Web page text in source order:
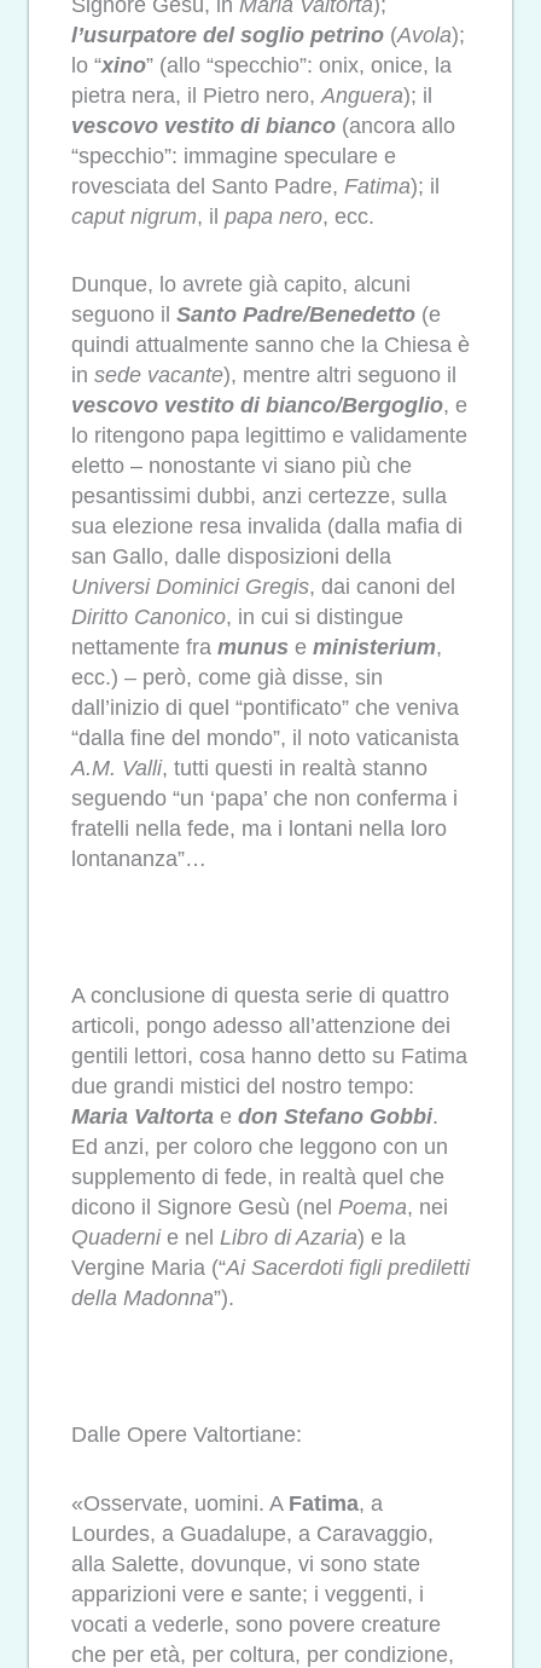
l’usurpatore del soglio petrino (Avola);
lo “xino” (allo “specchio”: onix, onice, la
pietra nera, il Pietro nero, Anguera); il
vescovo vestito di bianco (ancora allo
“specchio”: immagine speculare e
rovesciata del Santo Padre, Fatima); il
caput nigrum, il papa nero, ecc.
Dunque, lo avrete già capito, alcuni
seguono il Santo Padre/Benedetto (e
quindi attualmente sanno che la Chiesa è
in sede vacante), mentre altri seguono il
vescovo vestito di bianco/Bergoglio, e
lo ritengono papa legittimo e validamente
eletto – nonostante vi siano più che
pesantissimi dubbi, anzi certezze, sulla
sua elezione resa invalida (dalla mafia di
san Gallo, dalle disposizioni della
Universi Dominici Gregis, dai canoni del
Diritto Canonico, in cui si distingue
nettamente fra munus e ministerium,
ecc.) – però, come già disse, sin
dall’inizio di quel “pontificato” che veniva
“dalla fine del mondo”, il noto vaticanista
A.M. Valli, tutti questi in realtà stanno
seguendo “un ‘papa’ che non conferma i
fratelli nella fede, ma i lontani nella loro
lontananza”…
A conclusione di questa serie di quattro
articoli, pongo adesso all’attenzione dei
gentili lettori, cosa hanno detto su Fatima
due grandi mistici del nostro tempo:
Maria Valtorta e don Stefano Gobbi.
Ed anzi, per coloro che leggono con un
supplemento di fede, in realtà quel che
dicono il Signore Gesù (nel Poema, nei
Quadernie nel Libro di Azaria) e la
Vergine Maria (“Ai Sacerdoti figli prediletti
della Madonna”).
Dalle Opere Valtortiane:
«Osservate, uomini. A Fatima, a
Lourdes, a Guadalupe, a Caravaggio,
alla Salette, dovunque, vi sono state
apparizioni vere e sante; i veggenti, i
vocati a vederle, sono povere creature
che per età, per coltura, per condizione,